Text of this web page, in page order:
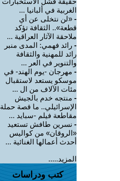
الغربية في ألبانيا ...
- «لن نتخلى عن أي
قطعة».. الثقافة تؤكد
ملاحقة الآثار العراقية ...
- رائد فهمي: المدى منبر
رائد للمهنية والثقافة
والتنوير في العر ...
- مهرجان -يوم الهند- في
موسكو يستعد لاستقبال
مئات الآلاف من ال ...
- منتجه خدم بالجيش
الإسرائيلي.. ما قصة حملة
مقاطعة فيلم -سبايد ...
- نسرين طافش تستعيد
«الروقان» من كواليس
أحدث أعمالها الغنائية ...
المزيد.....
كتب ودراسات